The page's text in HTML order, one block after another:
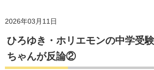
2026年03月11日
ひろゆき・ホリエモンの中学受
ちゃんが反論②